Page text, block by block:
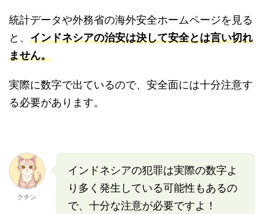
統計データや外務省の海外安全ホームページを見る
と、 インドネシアの治安は決して安全とは言い切れ
ません。
実際に数字で出ているので、安全面には十分注意す
る必要があります。
クチン
インドネシアの犯罪は実際の数字よ
り多く発生している可能性もあるの
で、十分な注意が必要ですよ！